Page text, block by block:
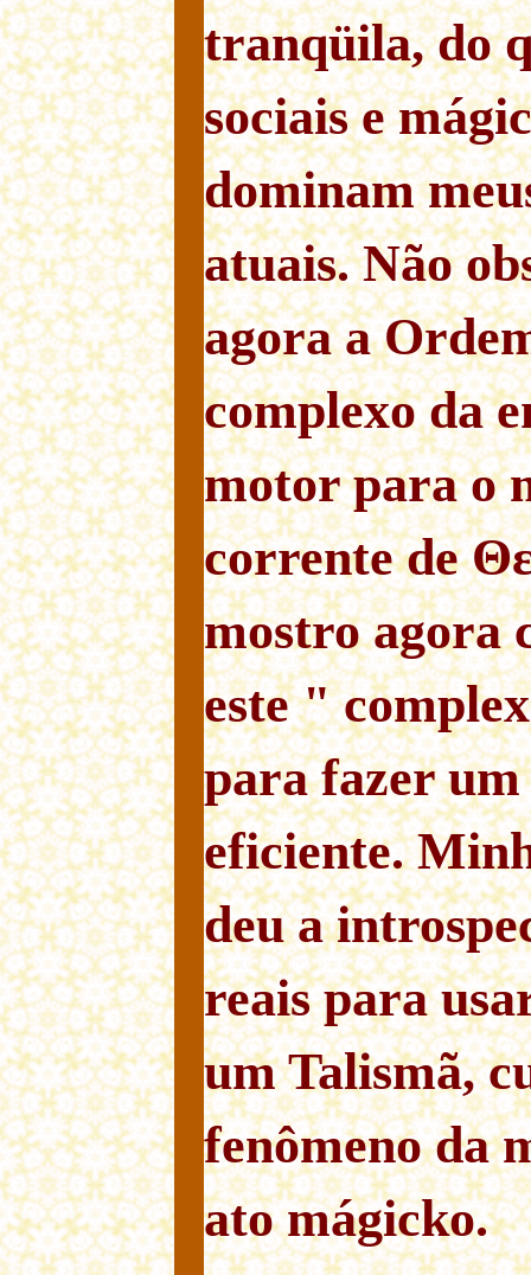
tranqüila, do
sociais e
dominam
atuais. Não
agora a
complexo da
motor para o
corrente de
mostro agora
este "
para fazer
eficiente.
deu a
reais para
um Talismã,
fenômeno da
ato mágicko.